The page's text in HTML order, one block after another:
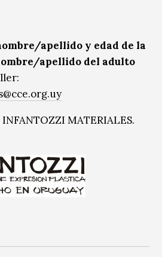
apellido y edad de la
apellido del adulto
MATERIALES.